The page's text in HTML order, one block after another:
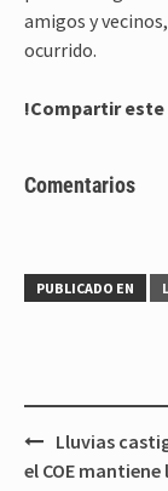
amigos y
ocurrido.
!Compartir
Comentarios
PUBLICADO EN
Navegación
de
Lluvias
el COE